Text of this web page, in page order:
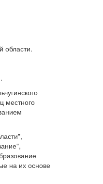
области.
местного
на их основе